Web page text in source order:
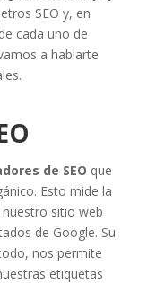
SEO y, en
cada uno de
a hablarte
de SEO que
Esto mide la
sitio web
de Google. Su
nos permite
etiquetas